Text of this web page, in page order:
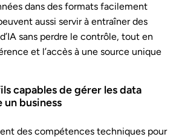
dans des formats facilement
aussi servir à entraîner des
sans perdre le contrôle, tout en
et l’accès à une source unique
capables de gérer les data
business
des compétences techniques pour